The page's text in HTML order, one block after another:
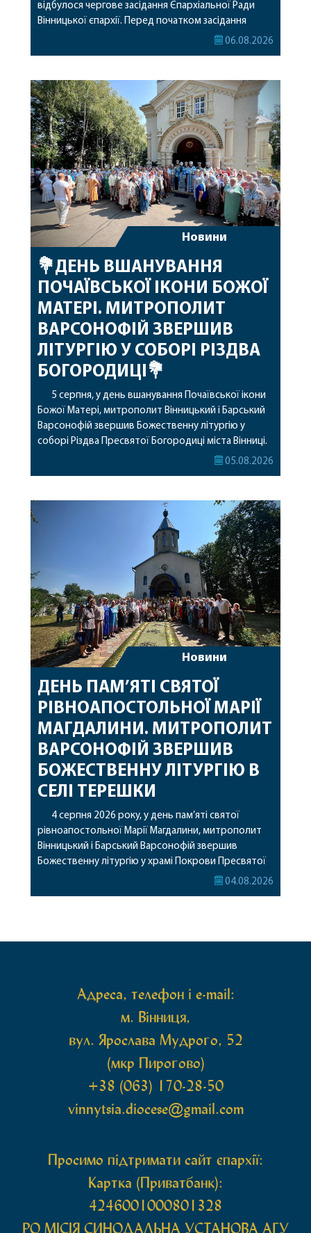
відбулося чергове засідання Єпархіальної Ради
Вінницької єпархії. Перед початком засідання
секретар Єпархіальної Ради від імені членів Ради
побажавши йому міцного здоров’я, Божої
допомоги, миру, духовної радості та
благословенних успіхів у подальшому
архіпастирському служінні. […]
06.08.2026
Новини
💐ДЕНЬ ВШАНУВАННЯ
ПОЧАЇВСЬКОЇ ІКОНИ БОЖОЇ
МАТЕРІ. МИТРОПОЛИТ
ВАРСОНОФІЙ ЗВЕРШИВ
ЛІТУРГІЮ У СОБОРІ РІЗДВА
БОГОРОДИЦІ💐
5 серпня, у день вшанування Почаївської ікони
Божої Матері, митрополит Вінницький і Барський
Варсонофій звершив Божественну літургію у
соборі Різдва Пресвятої Богородиці міста Вінниці.
Його Високопреосвященству співслужили
священному сані. Під час богослужіння підносилися
особливі молитви за мир в Україні, за воїнів, які
05.08.2026
Новини
ДЕНЬ ПАМ’ЯТІ СВЯТОЇ
РІВНОАПОСТОЛЬНОЇ МАРІЇ
МАГДАЛИНИ. МИТРОПОЛИТ
ВАРСОНОФІЙ ЗВЕРШИВ
БОЖЕСТВЕННУ ЛІТУРГІЮ В
СЕЛІ ТЕРЕШКИ
4 серпня 2026 року, у день пам’яті святої
рівноапостольної Марії Магдалини, митрополит
Вінницький і Барський Варсонофій звершив
Божественну літургію у храмі Покрови Пресвятої
Богородиці села Терешки Барського благочиння.
04.08.2026
Адреса, телефон і e-mail:
м. Вінниця,
вул. Ярослава Мудрого, 52
(мкр Пирогово)
+38 (063) 170-28-50
vinnytsia.diocese@gmail.com
Просимо підтримати сайт єпархії:
Картка (Приватбанк):
4246001000801328
РО МIСIЯ СИНОДАЛЬНА УСТАНОВА АГУ